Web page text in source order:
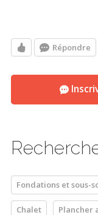
Répondre
Fondations et sous-
Chalet Plancher